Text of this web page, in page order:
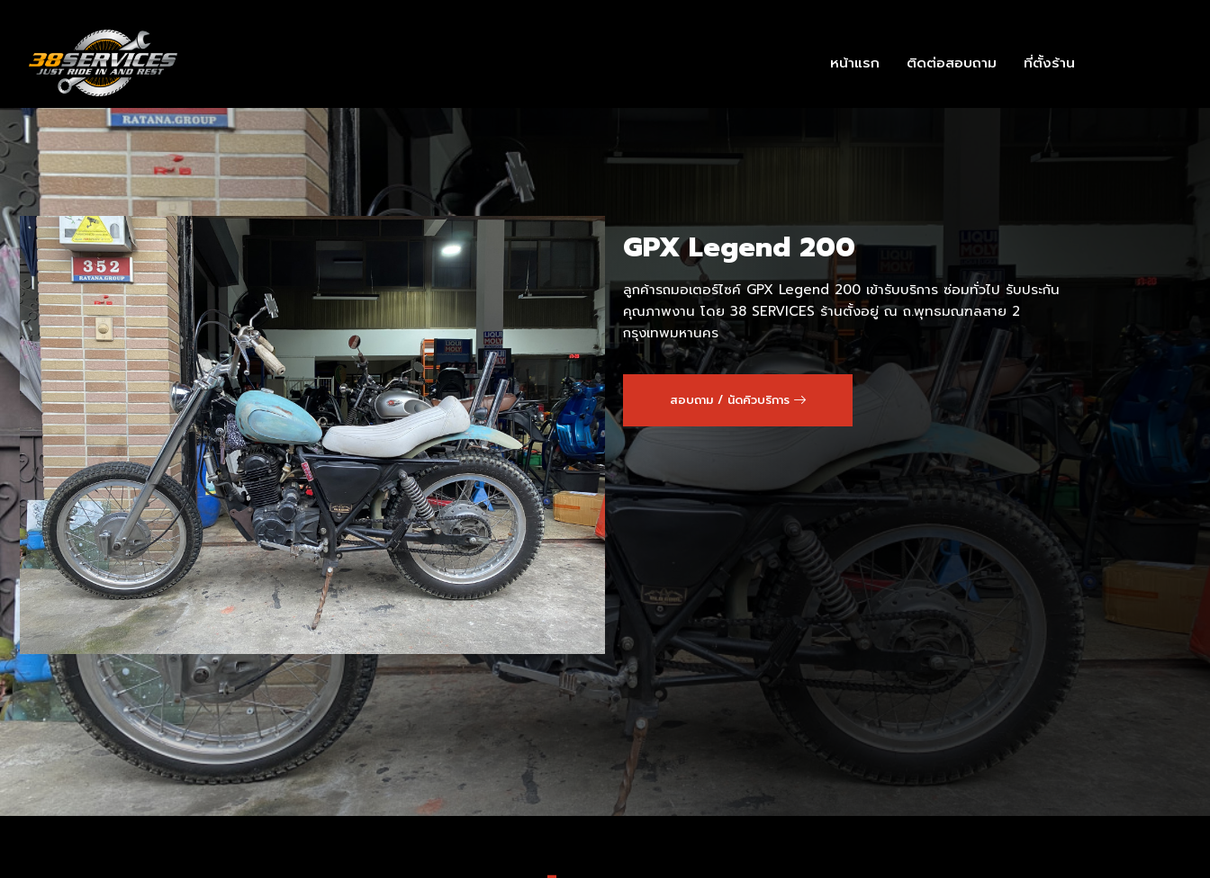
หน้าแรก ติดต่อสอบถาม ที่ตั้งร้าน
GPX Legend 200
ลูกค้ารถมอเตอร์ไซค์ GPX Legend 200 เข้ารับบริการ ซ่อมทั่วไป รับประกัน
คุณภาพงาน โดย 38 SERVICES ร้านตั้งอยู่ ณ ถ.พุทธมณฑลสาย 2
กรุงเทพมหานคร
สอบถาม / นัดคิวบริการ